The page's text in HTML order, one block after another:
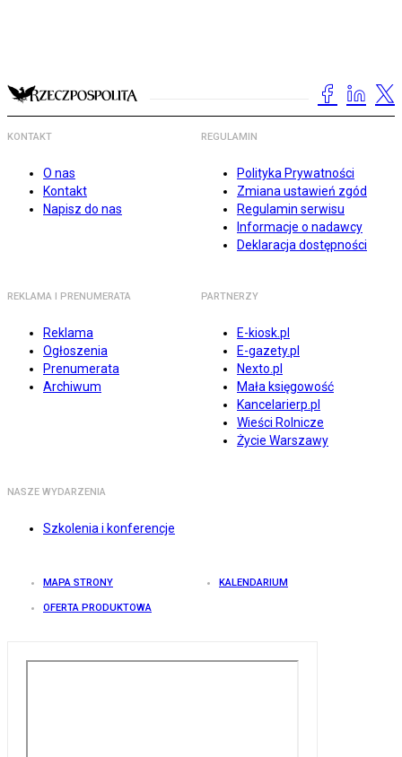
KONTAKT
O nas
Kontakt
Napisz do nas
REGULAMIN
Polityka Prywatności
Zmiana ustawień zgód
Regulamin serwisu
Informacje o nadawcy
Deklaracja dostępności
REKLAMA I PRENUMERATA
Reklama
Ogłoszenia
Prenumerata
Archiwum
PARTNERZY
E-kiosk.pl
E-gazety.pl
Nexto.pl
Mała księgowość
Kancelarierp.pl
Wieści Rolnicze
Życie Warszawy
NASZE WYDARZENIA
Szkolenia i konferencje
MAPA STRONY KALENDARIUM
OFERTA PRODUKTOWA